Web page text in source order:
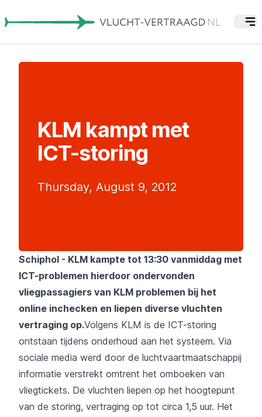
KLM kampt met
ICT-storing
Thursday, August 9, 2012
Schiphol - KLM kampte tot 13:30 vanmiddag met
ICT-problemen hierdoor ondervonden
vliegpassagiers van KLM problemen bij het
online inchecken en liepen diverse vluchten
vertraging op.Volgens KLM is de ICT-storing
ontstaan tijdens onderhoud aan het systeem. Via
sociale media werd door de luchtvaartmaatschappij
informatie verstrekt omtrent het omboeken van
vliegtickets. De vluchten liepen op het hoogtepunt
van de storing, vertraging op tot circa 1,5 uur. Het